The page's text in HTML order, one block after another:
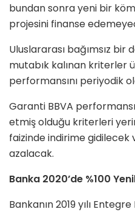
bundan sonra yeni bir
projesini finanse
Uluslararası bağımsız bir
mutabık kalınan kriterler
performansını periyodik
Garanti BBVA
etmiş olduğu kriterleri
faizinde indirime gidilecek
azalacak.
Banka 2020’de %100
Bankanın 2019 yılı